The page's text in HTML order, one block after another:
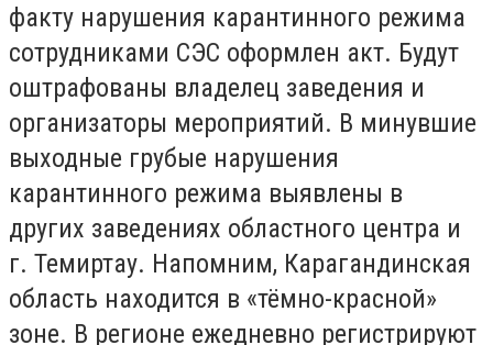
факту нарушения карантинного режима
сотрудниками СЭС оформлен акт. Будут
оштрафованы владелец заведения и
организаторы мероприятий. В минувшие
выходные грубые нарушения
карантинного режима выявлены в
других заведениях областного центра и
г. Темиртау. Напомним, Карагандинская
область находится в «тёмно-красной»
зоне. В регионе ежедневно регистрируют